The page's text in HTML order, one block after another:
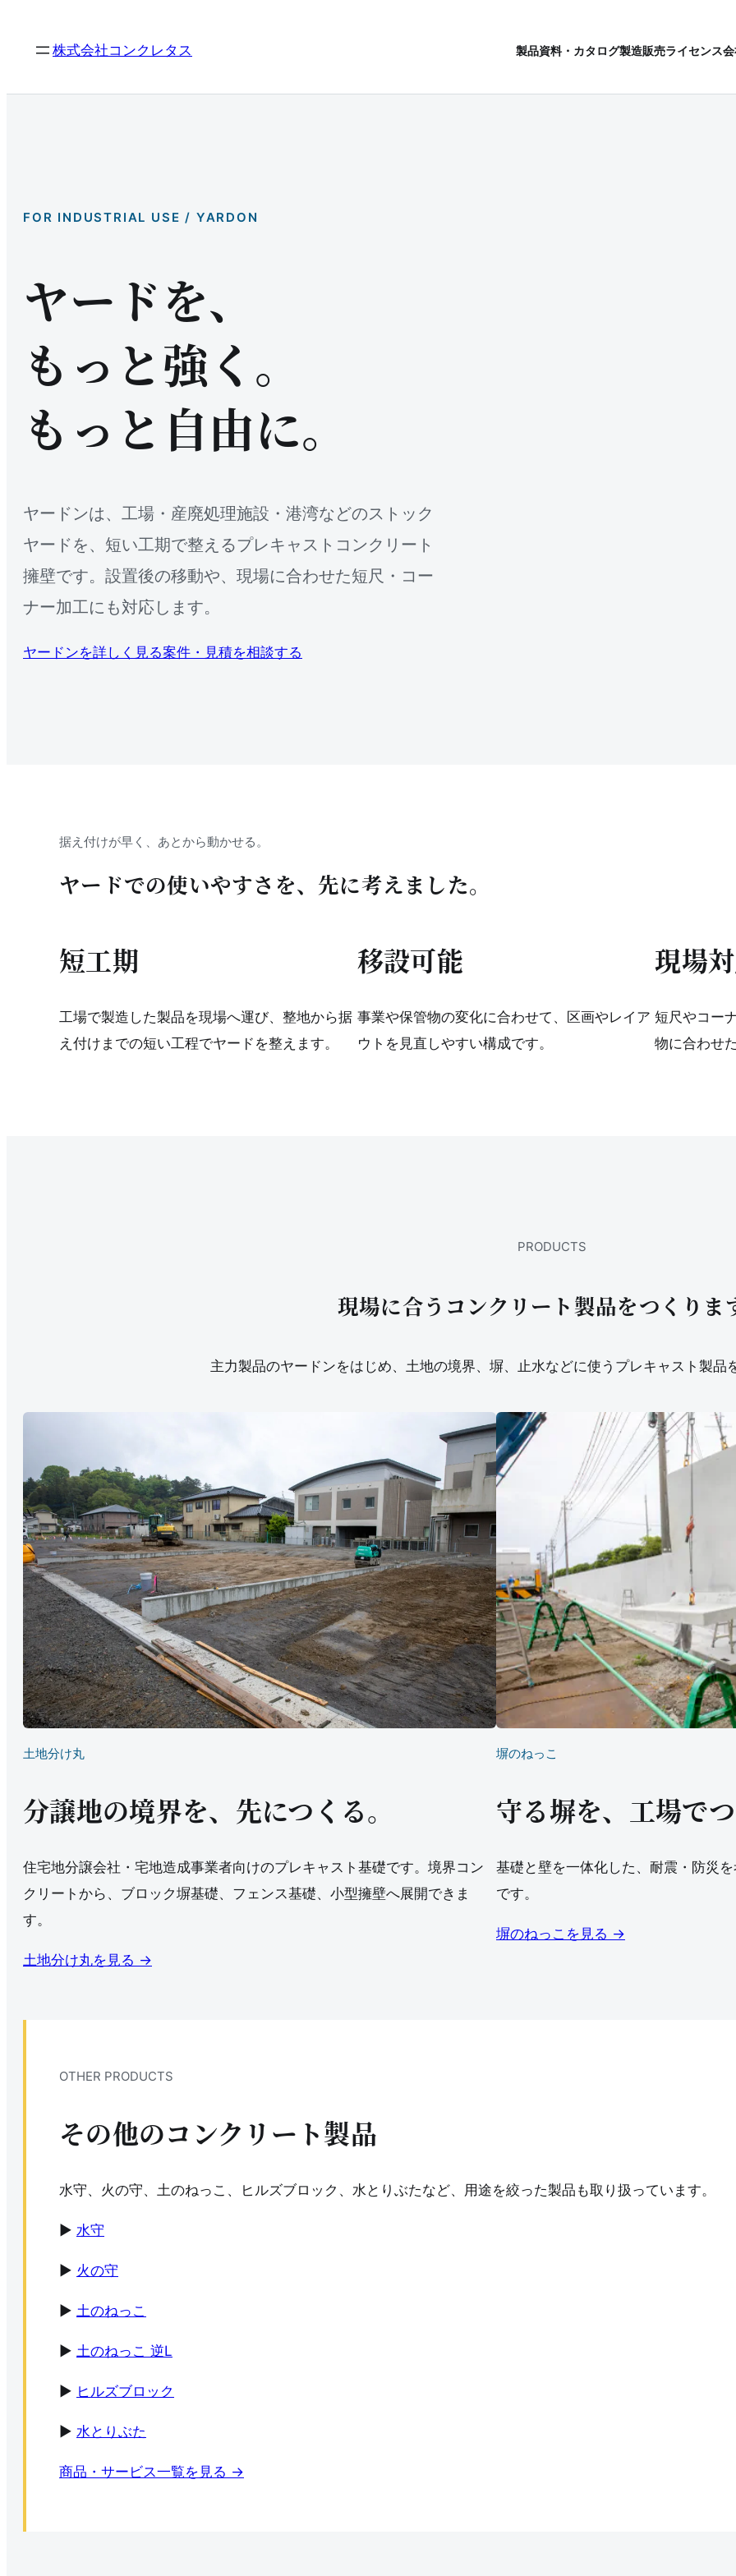
株式会社コンクレタス 製品資料・カタログ製造販売ライセンス
FOR INDUSTRIAL USE / YARDON
ヤードを、
もっと強く。
もっと自由に。
ヤードンは、工場・産廃処理施設・港湾などのストック
ヤードを、短い工期で整えるプレキャストコンクリート
擁壁です。設置後の移動や、現場に合わせた短尺・コー
ナー加工にも対応します。
ヤードンを詳しく見る案件・見積を相談する
据え付けが早く、あとから動かせる。
ヤードでの使いやすさを、先に考えました。
短工期
工場で製造した製品を現場へ運び、整地から据
え付けまでの短い工程でヤードを整えます。
移設可能
事業や保管物の変化に合わせて、区画やレイア
ウトを見直しやすい構成です。
現場
短尺やコー
物に合わせ
PRODUCTS
現場に合うコンクリート製品をつくりま
主力製品のヤードンをはじめ、土地の境界、塀、止水などに使うプレキャスト製品
土地分け丸
分譲地の境界を、先につくる。
住宅地分譲会社・宅地造成事業者向けのプレキャスト基礎です。境界コン
クリートから、ブロック塀基礎、フェンス基礎、小型擁壁へ展開できま
す。
土地分け丸を見る →
塀のねっこ
守る塀を、工場で
基礎と壁を一体化した、耐震・防災
です。
塀のねっこを見る →
OTHER PRODUCTS
その他のコンクリート製品
水守、火の守、土のねっこ、ヒルズブロック、水とりぶたなど、用途を絞った製品も取り扱っています。
▶ 水守
▶ 火の守
▶ 土のねっこ
▶ 土のねっこ 逆L
▶ ヒルズブロック
▶ 水とりぶた
商品・サービス一覧を見る →